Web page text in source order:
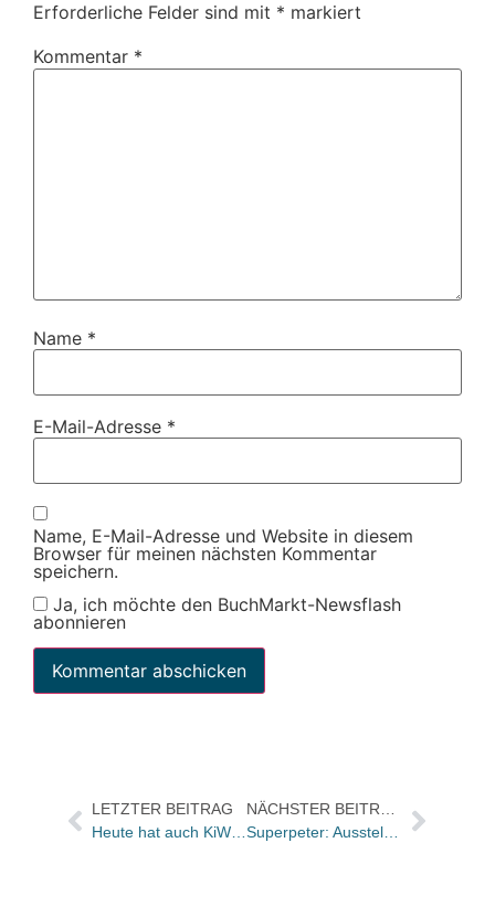
Erforderliche Felder sind mit * markiert
Kommentar *
Name *
E-Mail-Adresse *
Name, E-Mail-Adresse und Website in diesem
Browser für meinen nächsten Kommentar
speichern.
Ja, ich möchte den BuchMarkt-Newsflash
abonnieren
LETZTER BEITRAG
Heute hat auch KiWi das Schätzing-Geheimnis gelüftet